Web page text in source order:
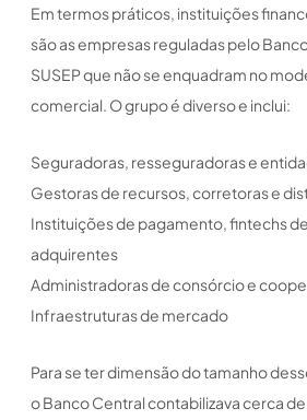
Em termos práticos, instituições
são as empresas reguladas pelo
SUSEP que não se enquadram no
comercial. O grupo é diverso e inclui:
Seguradoras, resseguradoras e
Gestoras de recursos, corretoras e
Instituições de pagamento, fintechs
adquirentes
Administradoras de consórcio e
Infraestruturas de mercado
Para se ter dimensão do tamanho
o Banco Central contabilizava cerca